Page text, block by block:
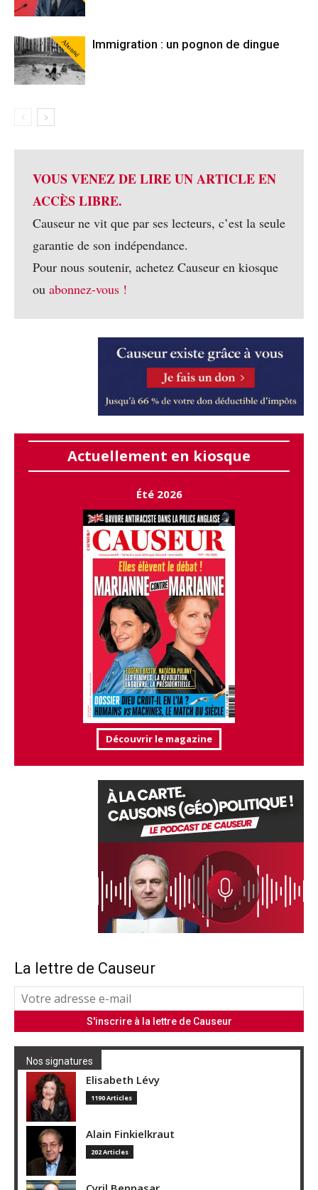
Abonné Immigration : un pognon de dingue
VOUS VENEZ DE LIRE UN ARTICLE EN
ACCÈS LIBRE.
Causeur ne vit que par ses lecteurs, c’est la seule
garantie de son indépendance.
Pour nous soutenir, achetez Causeur en kiosque
ou abonnez-vous !
Actuellement en kiosque
Été 2026
Découvrir le magazine
La lettre de Causeur
Nos signatures
Elisabeth Lévy
1190 Articles
Alain Finkielkraut
202 Articles